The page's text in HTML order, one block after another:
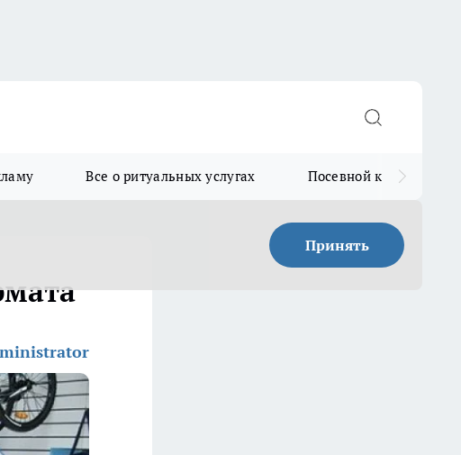
Все о ритуальных услугах Посевной календарь
Принять